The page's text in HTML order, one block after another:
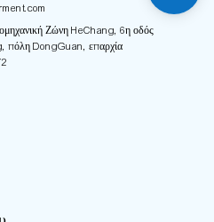
Ζώνη HeChang, 6η οδός
πόλη DongGuan, επαρχία